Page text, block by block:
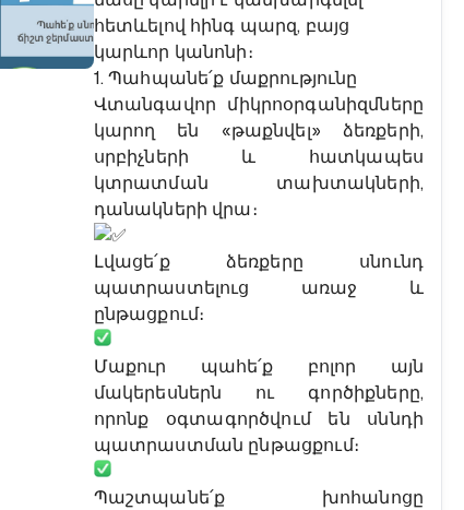
հետևելով հինգ պարզ, բայց
կարևոր կանոնի։
1. Պահպանե՛ք մաքրությունը
Վտանգավոր միկրոօրգանիզմները
կարող են «թաքնվել» ձեռքերի,
սրբիչների և հատկապես
կտրատման տախտակների,
դանակների վրա։
Լվացե՛ք ձեռքերը սնունդ
պատրաստելուց առաջ և
ընթացքում։
Մաքուր պահե՛ք բոլոր այն
մակերեսներն ու գործիքները,
որոնք օգտագործվում են սննդի
պատրաստման ընթացքում։
Պաշտպանե՛ք խոհանոցը